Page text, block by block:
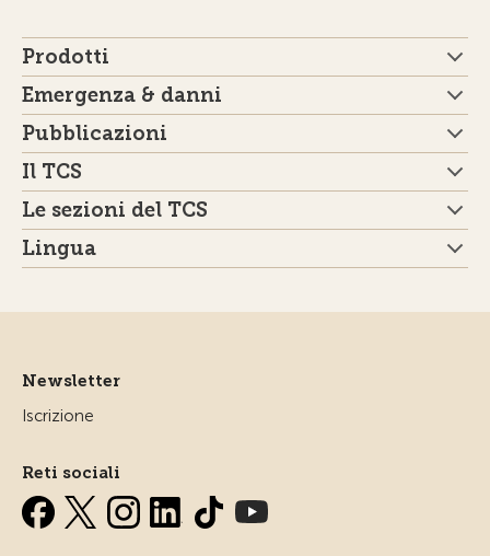
Prodotti
Emergenza & danni
Pubblicazioni
Il TCS
Le sezioni del TCS
Lingua
Newsletter
Iscrizione
Reti sociali